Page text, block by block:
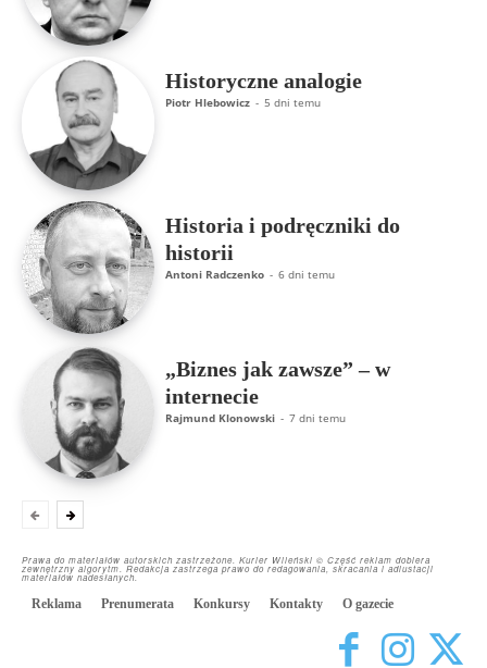
Historyczne analogie
Piotr Hlebowicz - 5 dni temu
Historia i podręczniki do
historii
Antoni Radczenko - 6 dni temu
„Biznes jak zawsze” – w
internecie
Rajmund Klonowski - 7 dni temu
Prawa do materiałów autorskich zastrzeżone. Kurier Wileński © Część reklam dobiera
zewnętrzny algorytm. Redakcja zastrzega prawo do redagowania, skracania i adiustacji
materiałów nadesłanych.
Reklama Prenumerata Konkursy Kontakty O gazecie